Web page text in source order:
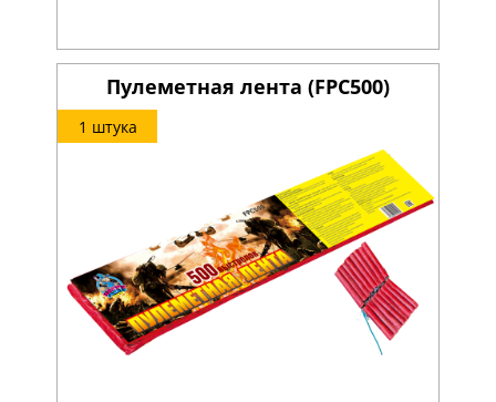
Пулеметная лента (FPC500)
1 штука